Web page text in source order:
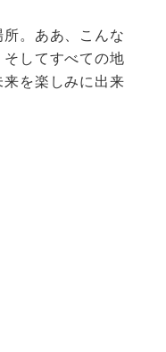
。ああ、こんな
してすべての地
を楽しみに出来